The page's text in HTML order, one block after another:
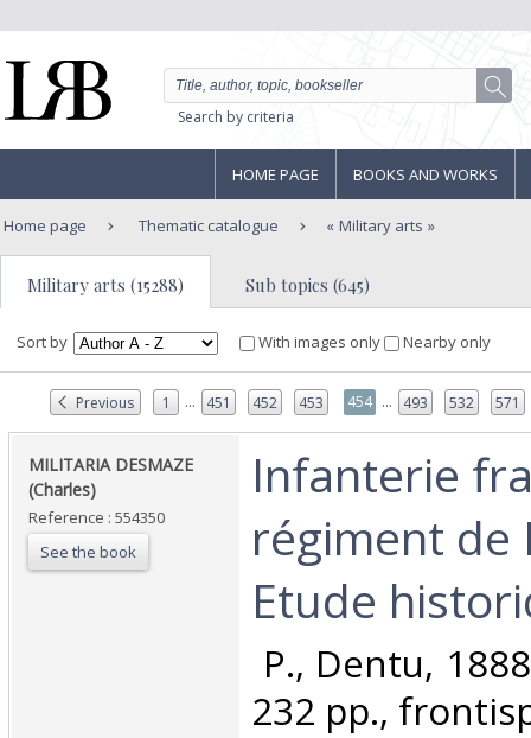
Search by criteria
HOME PAGE BOOKS AND WORKS
Home page Thematic catalogue Military arts
Military arts (15288) Sub topics (645)
Sort by With images only Nearby only
Previous 1 ... 451 452 453 454 ... 493 532 571
‎MILITARIA DESMAZE
(Charles)‎
Reference : 554350
See the book
‎Infanterie
régiment de
Etude
P., Dentu,
232 pp.,